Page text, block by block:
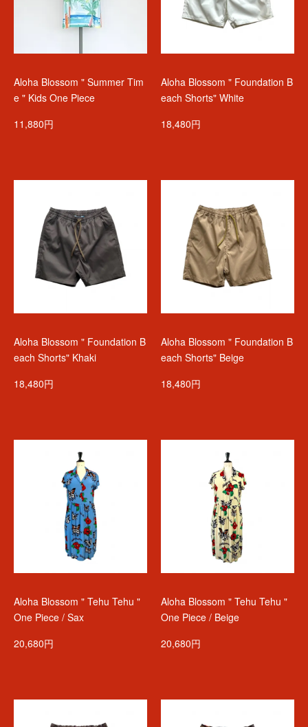
Aloha Blossom " Summer Tim
e " Kids One Piece
11,880円
Aloha Blossom " Foundation B
each Shorts" White
18,480円
Aloha Blossom " Foundation B
each Shorts" Khaki
18,480円
Aloha Blossom " Foundation B
each Shorts" Beige
18,480円
Aloha Blossom " Tehu Tehu "
One Piece / Sax
20,680円
Aloha Blossom " Tehu Tehu "
One Piece / Beige
20,680円